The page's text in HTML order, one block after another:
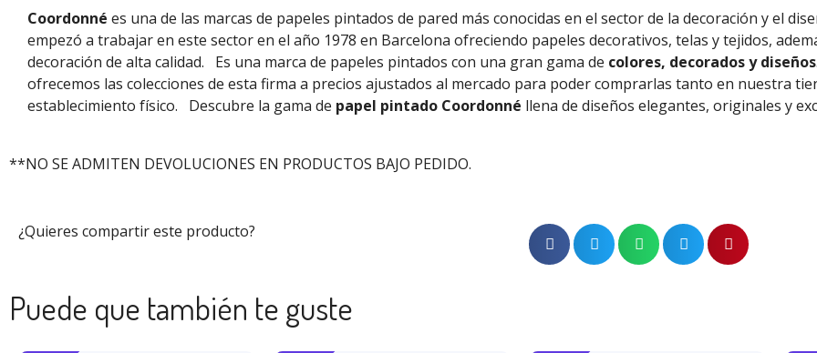
Coordonné es una de las marcas de papeles pintados de pared más conocidas en el sector de la decoración y el
empezó a trabajar en este sector en el año 1978 en Barcelona ofreciendo papeles decorativos, telas y tejidos,
decoración de alta calidad.
Es una marca de papeles pintados con una gran gama de colores, decorados y diseños
ofrecemos las colecciones de esta firma a precios ajustados al mercado para poder comprarlas tanto en nuestra
establecimiento físico.
Descubre la gama de papel pintado Coordonné llena de diseños elegantes, originales y
**NO SE ADMITEN DEVOLUCIONES EN PRODUCTOS BAJO PEDIDO.
¿Quieres compartir este producto?
Puede que también te guste